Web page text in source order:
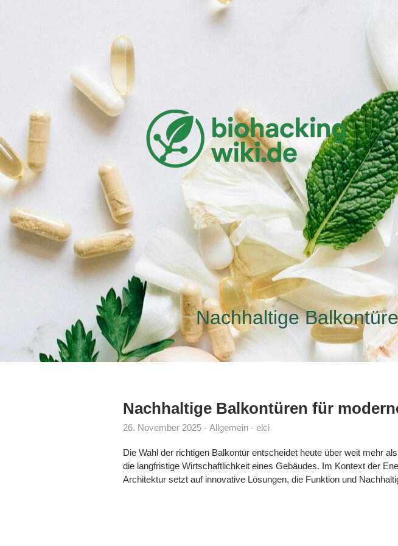
Nachhaltige
Nachhaltige Balkontüren für
26. November 2025 Allgemein elci
Die Wahl der richtigen Balkontür entscheidet heute über weit mehr
die langfristige Wirtschaftlichkeit eines Gebäudes. Im Kontext der
Architektur setzt auf innovative Lösungen, die Funktion und